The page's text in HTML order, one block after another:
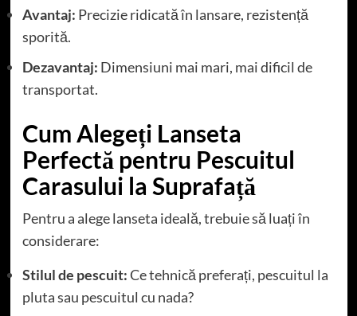
Avantaj: Precizie ridicată în lansare, rezistență
sporită.
Dezavantaj: Dimensiuni mai mari, mai dificil de
transportat.
Cum Alegeți Lanseta
Perfectă pentru Pescuitul
Carasului la Suprafață
Pentru a alege lanseta ideală, trebuie să luați în
considerare:
Stilul de pescuit:Ce tehnică preferați, pescuitul la
pluta sau pescuitul cu nada?